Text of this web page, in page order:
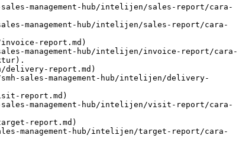
management-hub/intelijen/sales-report/cara-
management-hub/intelijen/sales-report/cara-
report.md)
management-hub/intelijen/invoice-report/cara-
delivery-report.md)
sales-management-hub/intelijen/delivery-
report.md)
management-hub/intelijen/visit-report/cara-
report.md)
management-hub/intelijen/target-report/cara-